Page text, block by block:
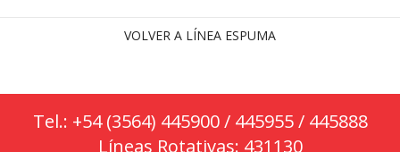
VOLVER A LÍNEA ESPUMA
Tel.: +54 (3564) 445900 / 445955 / 445888
Líneas Rotativas: 431130